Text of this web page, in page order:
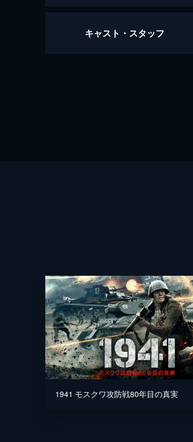
1917 命をかけた伝令
キャスト・スタッフ
1941 モスクワ攻防戦80年目の真実